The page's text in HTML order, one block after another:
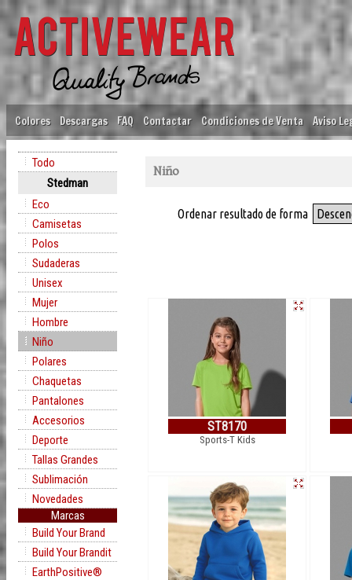
Colores Descargas FAQ Contactar Condiciones de Venta Aviso
Todo
Stedman
Eco
Camisetas
Polos
Sudaderas
Unisex
Mujer
Hombre
Niño
Polares
Chaquetas
Pantalones
Accesorios
Deporte
Tallas Grandes
Sublimación
Novedades
Marcas
Build Your Brand
Build Your Brandit
EarthPositive®
Niño
Ordenar resultado de forma
ST8170
Sports-T Kids